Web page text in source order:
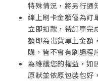
特殊情況，將另行通
線上刷卡金額僅為訂
立即扣款，待訂單完
額即為出貨單上金額
購，皆不會有刷退程
為維護您的權益，如
原狀並依原包裝包好